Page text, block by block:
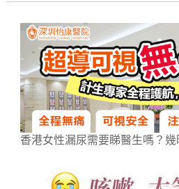
香港女性漏尿需要睇醫生嗎？